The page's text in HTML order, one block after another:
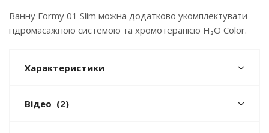
Ванну Formy 01 Slim можна додатково укомплектувати
гідромасажною системою та хромотерапією H₂O Color.
Характеристики
Відео (2)